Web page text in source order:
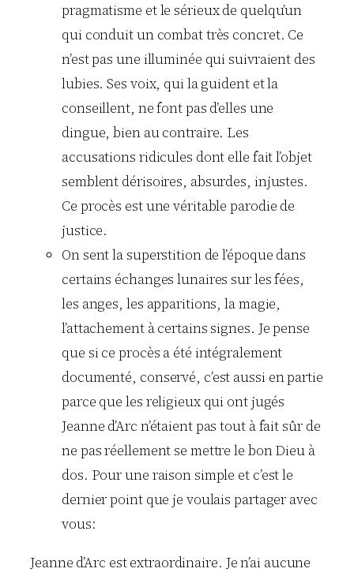
pragmatisme et le sérieux de quelqu’un
qui conduit un combat très concret. Ce
n’est pas une illuminée qui suivraient des
lubies. Ses voix, qui la guident et la
conseillent, ne font pas d’elles une
dingue, bien au contraire. Les
accusations ridicules dont elle fait l’objet
semblent dérisoires, absurdes, injustes.
Ce procès est une véritable parodie de
justice.
On sent la superstition de l’époque dans
certains échanges lunaires sur les fées,
les anges, les apparitions, la magie,
l’attachement à certains signes. Je pense
que si ce procès a été intégralement
documenté, conservé, c’est aussi en partie
parce que les religieux qui ont jugés
Jeanne d’Arc n’étaient pas tout à fait sûr de
ne pas réellement se mettre le bon Dieu à
dos. Pour une raison simple et c’est le
dernier point que je voulais partager avec
vous:
Jeanne d’Arc est extraordinaire. Je n’ai aucune